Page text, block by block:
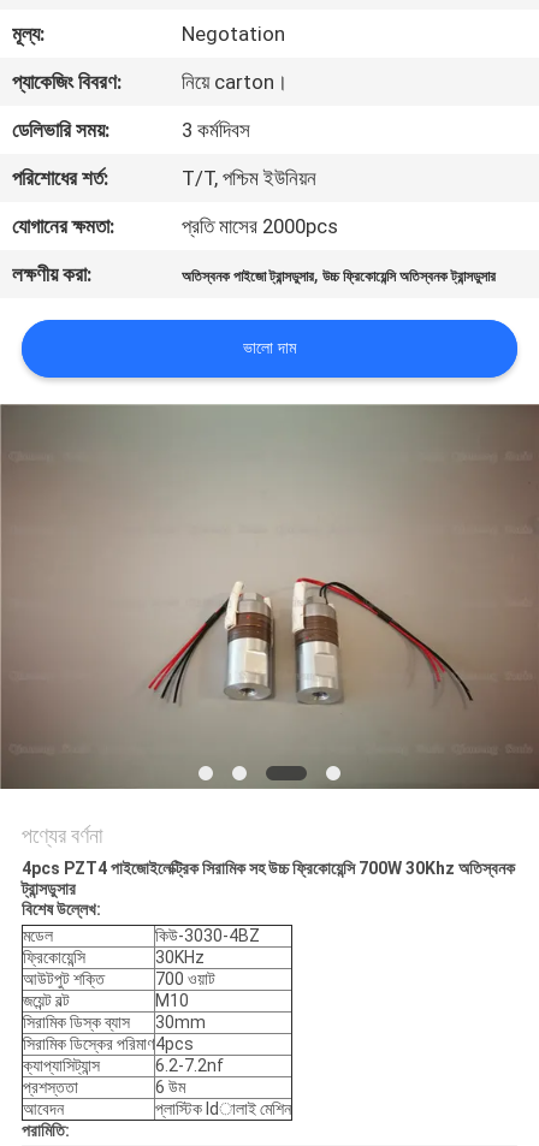
নিয়ন্ত্রণ
আমাদের
সাথে
যোগাযোগ
করুন
খবর
মামলা
নীতি
মূল্য:
Negotation
প্যাকেজিং বিবরণ:
নিয়ে carton।
ডেলিভারি সময়:
3 কর্মদিবস
পরিশোধের শর্ত:
T/T, পশ্চিম ইউনিয়ন
যোগানের ক্ষমতা:
প্রতি মাসের 2000pcs
লক্ষণীয় করা:
অতিস্বনক পাইজো ট্রান্সডুসার,উচ্চ ফ্রিকোয়েন্সি অতিস্বনক ট্রান্সডুসার
ভালো দাম
পণ্যের বর্ণনা
4pcs PZT4 পাইজোইলেক্ট্রিক সিরামিক সহ উচ্চ ফ্রিকোয়েন্সি 700W 30Khz অতিস্বনক
ট্রান্সডুসার
বিশেষ উল্লেখ:
মডেল
কিউ-3030-4BZ
ফ্রিকোয়েন্সি
30KHz
আউটপুট শক্তি
700 ওয়াট
জয়েন্ট বল্ট
M10
সিরামিক ডিস্ক ব্যাস
30mm
সিরামিক ডিস্কের পরিমাণ4pcs
ক্যাপ্যাসিট্যান্স
6.2-7.2nf
প্রশস্ততা
6 উম
আবেদন
প্লাস্টিক ldালাই মেশিন
পরামিতি: